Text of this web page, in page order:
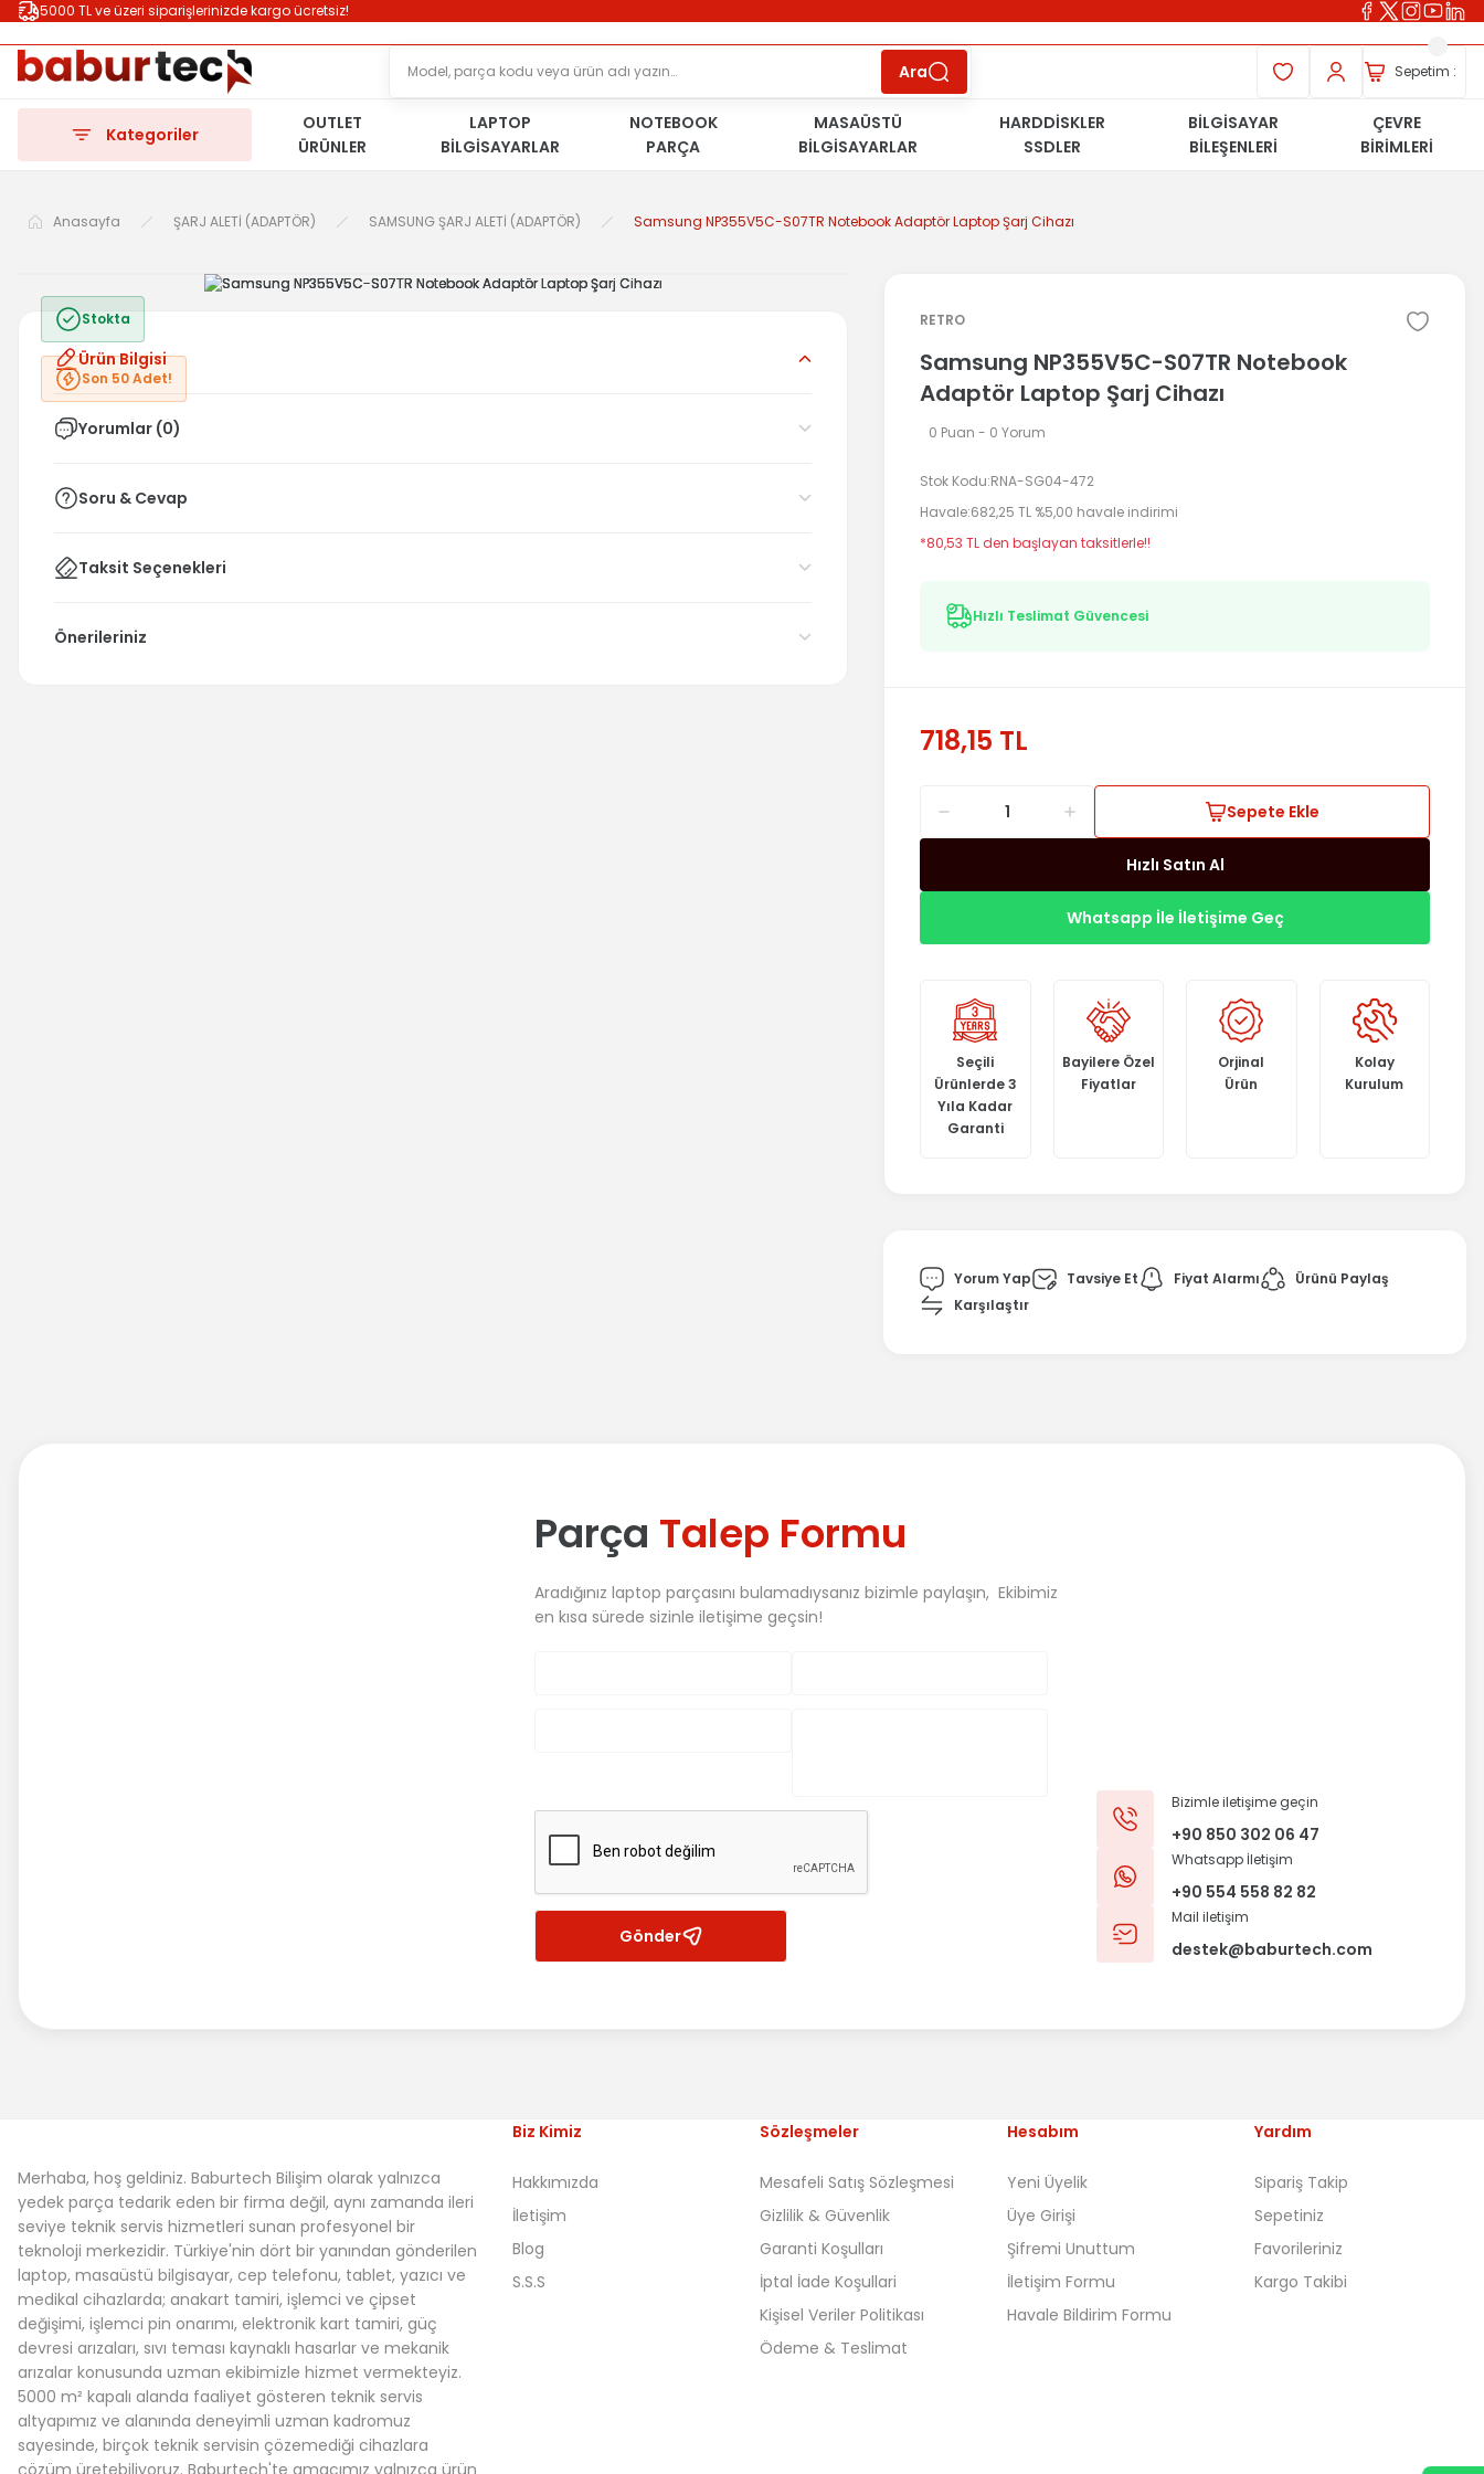
5000 TL ve üzeri siparişlerinizde kargo ücretsiz!
ÜCRETSİZ TESLİMAT İMKANIKOŞULSUZ İADE
HAKKISÜRDÜRÜLEBİLİR ÜRÜNLER
Ara Sepetim :
Kategoriler
OUTLET
ÜRÜNLER
LAPTOP
BİLGİSAYARLAR
NOTEBOOK
PARÇA
MASAÜSTÜ
BİLGİSAYARLAR
HARDDİSKLER
SSDLER
BİLGİSAYAR
BİLEŞENLERİ
ÇEVRE
BİRİMLERİ
Anasayfa ŞARJ ALETİ (ADAPTÖR) SAMSUNG ŞARJ ALETİ (ADAPTÖR) Samsung NP355V5C-S07TR Notebook Adaptör Laptop Şarj Cihazı
Stokta
Son 50 Adet!
Ürün Bilgisi
Yorumlar (0)
Soru & Cevap
Taksit Seçenekleri
Önerileriniz
RETRO
Samsung NP355V5C-S07TR Notebook
Adaptör Laptop Şarj Cihazı
0 Puan - 0 Yorum
Stok Kodu RNA-SG04-472
Havale 682,25 TL %5,00 havale indirimi
*80,53 TL den başlayan taksitlerle!!
Hızlı Teslimat Güvencesi
718,15 TL
Sepete Ekle
Hızlı Satın Al
Whatsapp İle İletişime Geç
Seçili
Ürünlerde 3
Yıla Kadar
Garanti
Bayilere Özel
Fiyatlar
Orjinal
Ürün
Kolay
Kurulum
Yorum Yap Tavsiye Et Fiyat Alarmı
Ürünü Paylaş
Karşılaştır
Parça Talep Formu
Aradığınız laptop parçasını bulamadıysanız bizimle paylaşın, Ekibimiz
en kısa sürede sizinle iletişime geçsin!
Gönder
Bizimle iletişime geçin
+90 850 302 06 47
Whatsapp İletişim
+90 554 558 82 82
Mail iletişim
destek@baburtech.com
Merhaba, hoş geldiniz. Baburtech Bilişim olarak yalnızca
yedek parça tedarik eden bir firma değil, aynı zamanda ileri
seviye teknik servis hizmetleri sunan profesyonel bir
teknoloji merkezidir. Türkiye'nin dört bir yanından gönderilen
laptop, masaüstü bilgisayar, cep telefonu, tablet, yazıcı ve
medikal cihazlarda; anakart tamiri, işlemci ve çipset
değişimi, işlemci pin onarımı, elektronik kart tamiri, güç
devresi arızaları, sıvı teması kaynaklı hasarlar ve mekanik
arızalar konusunda uzman ekibimizle hizmet vermekteyiz.
5000 m² kapalı alanda faaliyet gösteren teknik servis
altyapımız ve alanında deneyimli uzman kadromuz
sayesinde, birçok teknik servisin çözemediği cihazlara
çözüm üretebiliyoruz. Baburtech'te amacımız yalnızca ürün
Biz Kimiz
Hakkımızda
İletişim
Blog
S.S.S
Sözleşmeler
Mesafeli Satış Sözleşmesi
Gizlilik & Güvenlik
Garanti Koşulları
İptal İade Koşullari
Kişisel Veriler Politikası
Ödeme & Teslimat
Hesabım
Yeni Üyelik
Üye Girişi
Şifremi Unuttum
İletişim Formu
Havale Bildirim Formu
Yardım
Sipariş Takip
Sepetiniz
Favorileriniz
Kargo Takibi